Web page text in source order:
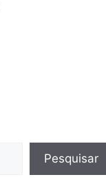
Pesquisar